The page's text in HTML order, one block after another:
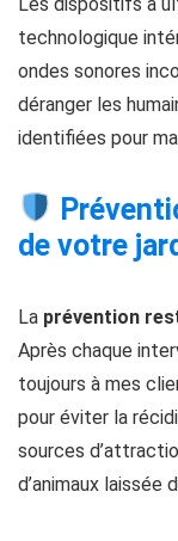
technologique
ondes sonores
déranger les
identifiées pour
de votre
La prévention
Après chaque
toujours à mes
pour éviter la
sources
d’animaux laissée